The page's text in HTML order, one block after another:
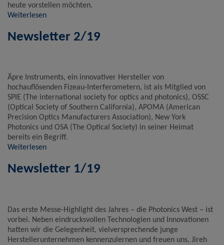
heute vorstellen möchten.
Weiterlesen
Newsletter 2/19
Äpre Instruments, ein innovativer Hersteller von
hochauflösenden Fizeau-Interferometern, ist als Mitglied von
SPIE (The international society for optics and photonics), OSSC
(Optical Society of Southern California), APOMA (American
Precision Optics Manufacturers Association), New York
Photonics und OSA (The Optical Society) in seiner Heimat
bereits ein Begriff.
Weiterlesen
Newsletter 1/19
Das erste Messe-Highlight des Jahres – die Photonics West – ist
vorbei. Neben eindrucksvollen Technologien und Innovationen
hatten wir die Gelegenheit, vielversprechende junge
Herstellerunternehmen kennenzulernen und freuen uns, Jireh